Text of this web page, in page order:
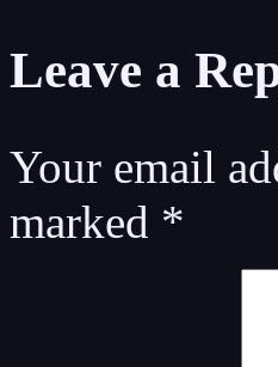
Leave a
Your email
marked *